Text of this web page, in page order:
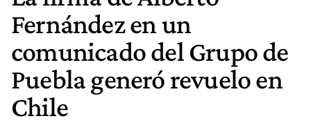
Fernández en un
comunicado del Grupo de
Puebla generó revuelo en
Chile